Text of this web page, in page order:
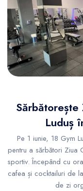
Sărbătorește
Luduș
Pe 1 iunie, 18 Gym
pentru a sărbători Ziua
sportiv. Începând cu
cafea și cocktailuri de
de zi